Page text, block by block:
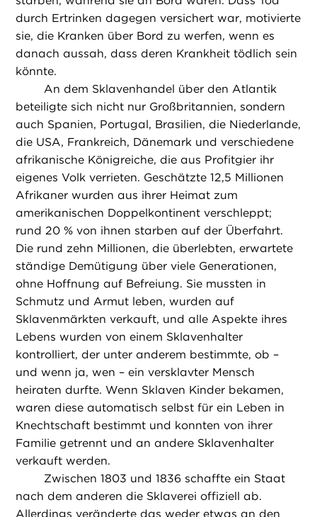
durch Ertrinken dagegen versichert war, motivierte
sie, die Kranken über Bord zu werfen, wenn es
danach aussah, dass deren Krankheit tödlich sein
könnte.
An dem Sklavenhandel über den Atlantik
beteiligte sich nicht nur Großbritannien, sondern
auch Spanien, Portugal, Brasilien, die Niederlande,
die USA, Frankreich, Dänemark und verschiedene
afrikanische Königreiche, die aus Profitgier ihr
eigenes Volk verrieten. Geschätzte 12,5 Millionen
Afrikaner wurden aus ihrer Heimat zum
amerikanischen Doppelkontinent verschleppt;
rund 20 % von ihnen starben auf der Überfahrt.
Die rund zehn Millionen, die überlebten, erwartete
ständige Demütigung über viele Generationen,
ohne Hoffnung auf Befreiung. Sie mussten in
Schmutz und Armut leben, wurden auf
Sklavenmärkten verkauft, und alle Aspekte ihres
Lebens wurden von einem Sklavenhalter
kontrolliert, der unter anderem bestimmte, ob –
und wenn ja, wen – ein versklavter Mensch
heiraten durfte. Wenn Sklaven Kinder bekamen,
waren diese automatisch selbst für ein Leben in
Knechtschaft bestimmt und konnten von ihrer
Familie getrennt und an andere Sklavenhalter
verkauft werden.
Zwischen 1803 und 1836 schaffte ein Staat
nach dem anderen die Sklaverei offiziell ab.
Allerdings veränderte das weder etwas an den